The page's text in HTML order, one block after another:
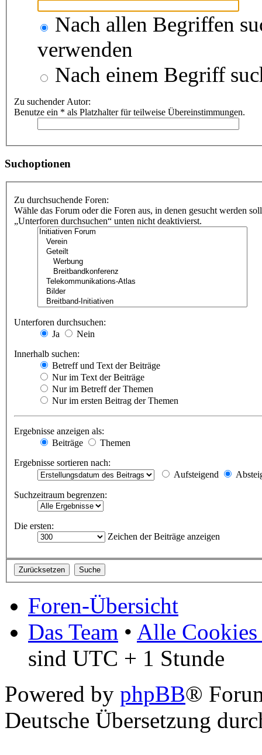
Nach allen Begriffen
verwenden
Nach einem Begriff
Zu suchender Autor:
Benutze ein * als Platzhalter für teilweise Übereinstimmungen.
Suchoptionen
Zu durchsuchende Foren:
Wähle das Forum oder die Foren aus, in denen gesucht werden
„Unterforen durchsuchen“ unten nicht deaktivierst.
Unterforen durchsuchen:
Ja
Nein
Innerhalb suchen:
Betreff und Text der Beiträge
Nur im Text der Beiträge
Nur im Betreff der Themen
Nur im ersten Beitrag der Themen
Ergebnisse anzeigen als:
Beiträge
Themen
Ergebnisse sortieren nach:
Aufsteigend
Suchzeitraum begrenzen:
Die ersten:
Zeichen der Beiträge anzeigen
Foren-Übersicht
Das Team • Alle Cookies
sind UTC + 1 Stunde
Powered by phpBB®
Deutsche Übersetzung